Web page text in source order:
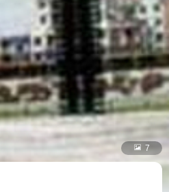
 7